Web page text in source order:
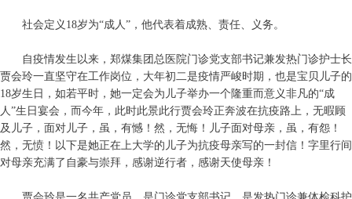
社会定义18岁为“成人”，他代表着成熟、责任、义务。
自疫情发生以来，郑煤集团总医院门诊党支部书记兼发热门诊护士长
贾会玲一直坚守在工作岗位，大年初二是疫情严峻时期，也是宝贝儿子的
18岁生日，如若平时，她一定会为儿子举办一个隆重而意义非凡的“成
人”生日宴会，而今年，此时此景此行贾会玲正奔波在抗疫路上，无暇顾
及儿子，面对儿子，虽，有憾！然，无悔！儿子面对母亲，虽，有怨！
然，无愤！以下是她正在上大学的儿子为抗疫母亲写的一封信！字里行间
对母亲充满了自豪与崇拜，感谢逆行者，感谢天使母亲！